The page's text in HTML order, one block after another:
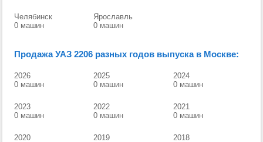
Челябинск
0 машин
Ярославль
0 машин
Продажа УАЗ 2206 разных годов выпуска в Москве:
2026
0 машин
2025
0 машин
2024
0 машин
2023
0 машин
2022
0 машин
2021
0 машин
2020
2019
2018